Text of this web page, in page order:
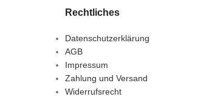
Rechtliches
Datenschutzerklärung
AGB
Impressum
Zahlung und Versand
Widerrufsrecht